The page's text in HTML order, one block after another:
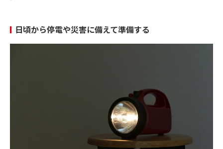
日頃から停電や災害に備えて準備する